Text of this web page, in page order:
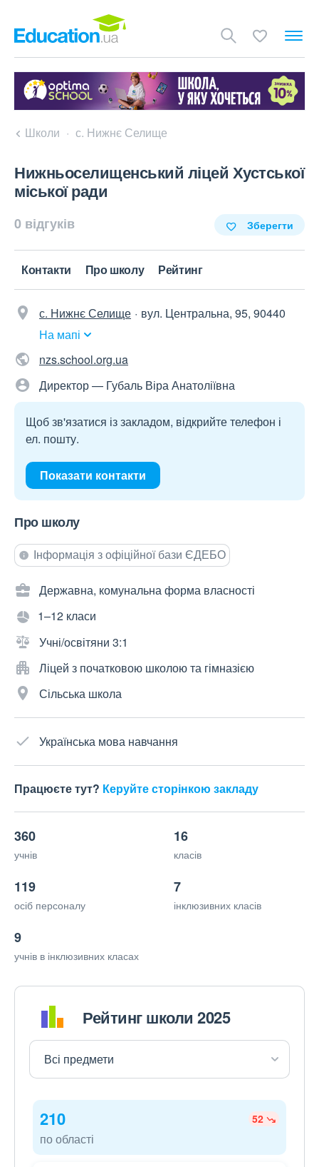
Школи с. Нижнє Селище
Нижньоселищенський ліцей Хустської
міської ради
0 відгуків Зберегти
Контакти Про школу Рейтинг
с. Нижнє Селище
вул. Центральна, 95, 90440
На мапі
nzs.school.org.ua
Директор — Губаль Віра Анатоліївна
Щоб зв'язатися із закладом, відкрийте телефон і
ел. пошту.
Показати контакти
Про школу
Інформація з офіційної бази ЄДЕБО
Державна, комунальна форма власності
1–12 класи
Учні/освітяни 3:1
Ліцей з початковою школою та гімназією
Сільська школа
Українська мова навчання
Працюєте тут? Керуйте сторінкою закладу
360
учнів
16
класів
119
осіб персоналу
7
інклюзивних класів
9
учнів в інклюзивних класах
Рейтинг школи 2025
210 52
по області